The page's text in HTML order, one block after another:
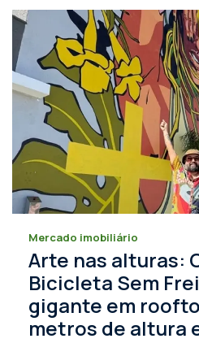
Mercado imobiliário
Arte nas alturas:
Bicicleta Sem
gigante em
metros de altura